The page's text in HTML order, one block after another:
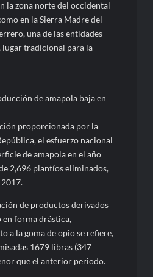
la zona norte del occidental
en la Sierra Madre del
una de las entidades
lugar tradicional para la
de amapola baja en
proporcionada por la
el esfuerzo nacional
de amapola en el año
2,696 plantíos eliminados,
de productos derivados
en forma drástica,
a la goma de opio se refiere,
1679 libras (347
que el anterior periodo.